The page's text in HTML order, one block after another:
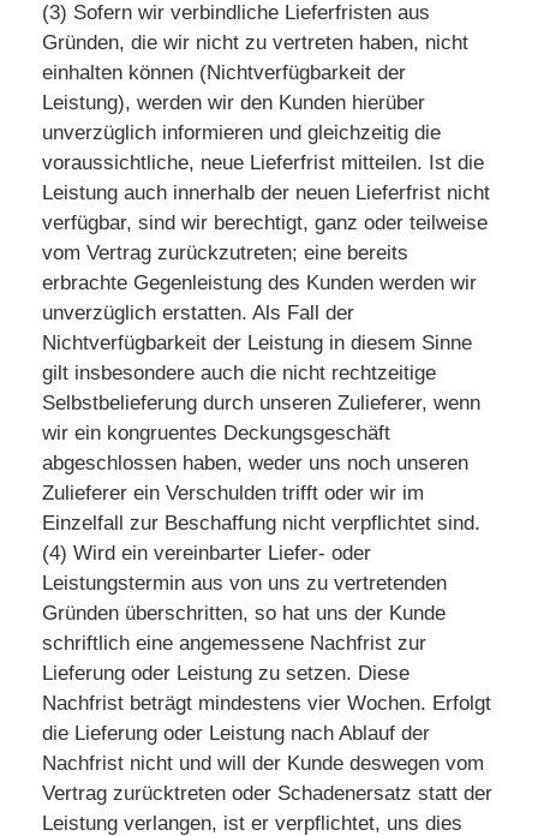
(3) Sofern wir verbindliche Lieferfristen aus
Gründen, die wir nicht zu vertreten haben, nicht
einhalten können (Nichtverfügbarkeit der
Leistung), werden wir den Kunden hierüber
unverzüglich informieren und gleichzeitig die
voraussichtliche, neue Lieferfrist mitteilen. Ist die
Leistung auch innerhalb der neuen Lieferfrist nicht
verfügbar, sind wir berechtigt, ganz oder teilweise
vom Vertrag zurückzutreten; eine bereits
erbrachte Gegenleistung des Kunden werden wir
unverzüglich erstatten. Als Fall der
Nichtverfügbarkeit der Leistung in diesem Sinne
gilt insbesondere auch die nicht rechtzeitige
Selbstbelieferung durch unseren Zulieferer, wenn
wir ein kongruentes Deckungsgeschäft
abgeschlossen haben, weder uns noch unseren
Zulieferer ein Verschulden trifft oder wir im
Einzelfall zur Beschaffung nicht verpflichtet sind.
(4) Wird ein vereinbarter Liefer- oder
Leistungstermin aus von uns zu vertretenden
Gründen überschritten, so hat uns der Kunde
schriftlich eine angemessene Nachfrist zur
Lieferung oder Leistung zu setzen. Diese
Nachfrist beträgt mindestens vier Wochen. Erfolgt
die Lieferung oder Leistung nach Ablauf der
Nachfrist nicht und will der Kunde deswegen vom
Vertrag zurücktreten oder Schadenersatz statt der
Leistung verlangen, ist er verpflichtet, uns dies